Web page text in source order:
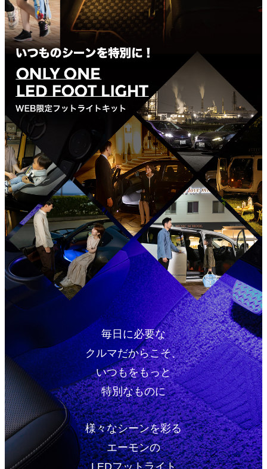
毎日に必要な
クルマだからこそ、
いつもをもっと
特別なものに
様々なシーンを彩る
エーモンの